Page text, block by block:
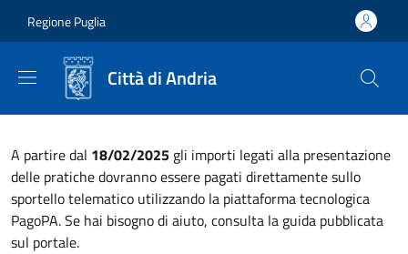
Regione Puglia
Città di Andria
A partire dal 18/02/2025 gli importi legati alla presentazione
delle pratiche dovranno essere pagati direttamente sullo
sportello telematico utilizzando la piattaforma tecnologica
PagoPA. Se hai bisogno di aiuto, consulta la guida pubblicata
sul portale.